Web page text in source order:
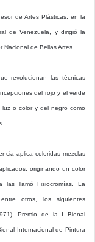
de Artes Plásticas, en la
de Venezuela, y dirigió la
de Bellas Artes.
revolucionan las técnicas
del rojo y el verde
o color y del negro como
aplica coloridas mezclas
originando un color
las llamó Fisiocromías. La
otros, los siguientes
Premio de la I Bienal
Internacional de Pintura